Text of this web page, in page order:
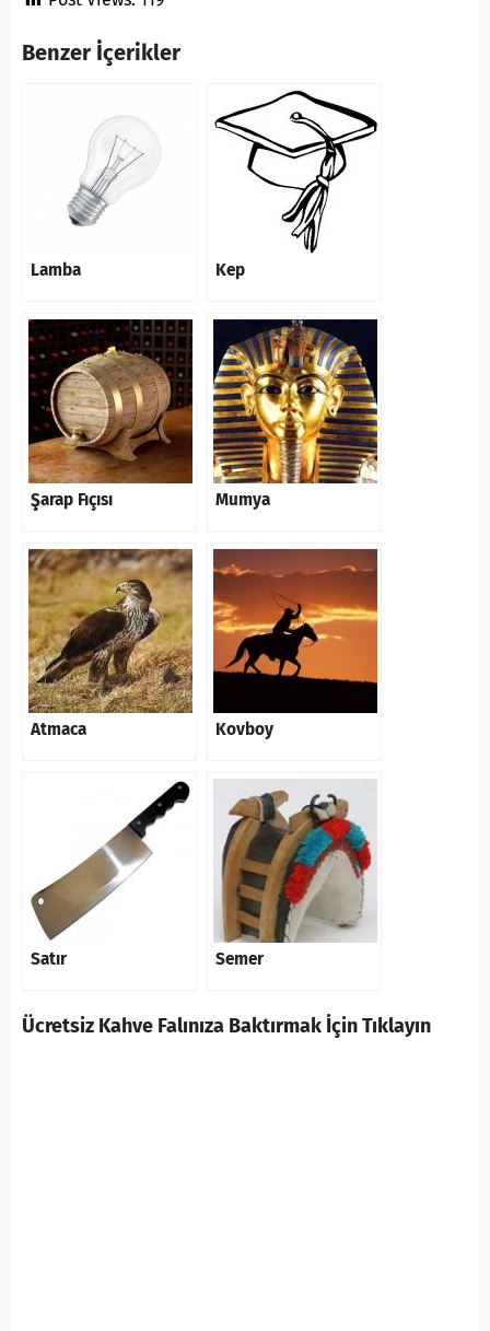
Benzer İçerikler
Lamba Kep
Şarap Fıçısı Mumya
Atmaca Kovboy
Satır Semer
Ücretsiz Kahve Falınıza Baktırmak İçin Tıklayın